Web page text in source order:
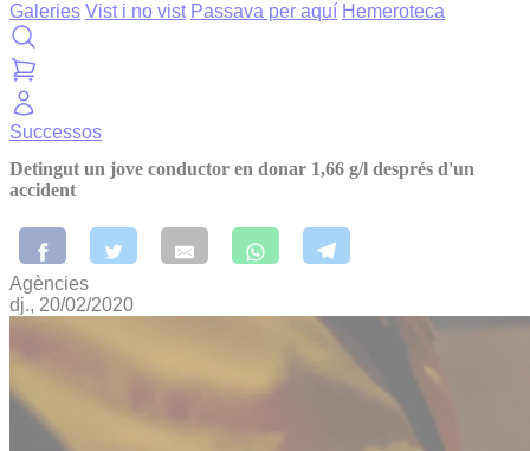
Galeries Vist i no vist Passava per aquí Hemeroteca
Successos
Detingut un jove conductor en donar 1,66 g/l després d'un
accident
Agències
dj., 20/02/2020